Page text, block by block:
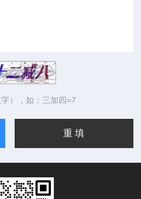
），如：三加四=7